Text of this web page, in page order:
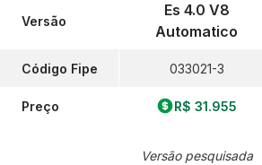
Versão
Código Fipe
Preço
Es 4.0 V8
Automatico
033021-3
R$ 31.955
Versão pesquisada